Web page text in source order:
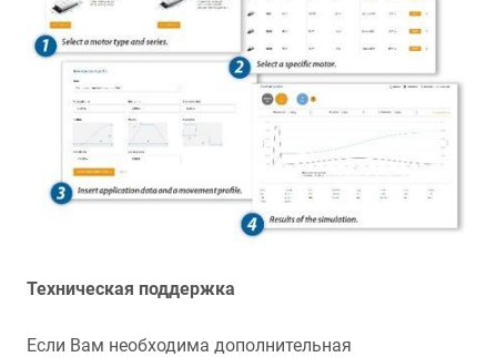
Техническая поддержка
Если Вам необходима дополнительная